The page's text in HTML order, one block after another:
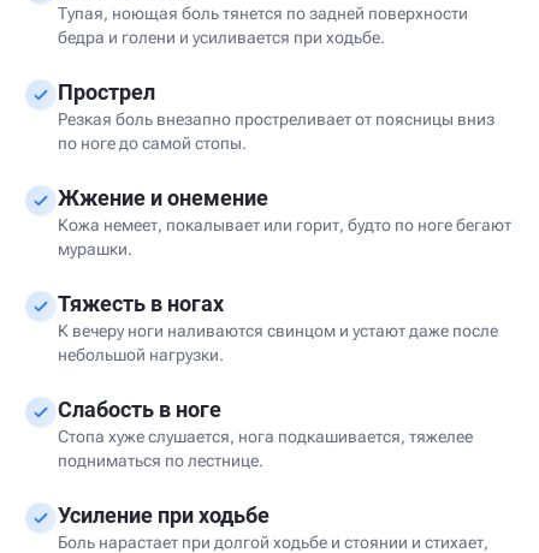
Тупая, ноющая боль тянется по задней поверхности
бедра и голени и усиливается при ходьбе.
Прострел
Резкая боль внезапно простреливает от поясницы вниз
по ноге до самой стопы.
Жжение и онемение
Кожа немеет, покалывает или горит, будто по ноге бегают
мурашки.
Тяжесть в ногах
К вечеру ноги наливаются свинцом и устают даже после
небольшой нагрузки.
Слабость в ноге
Стопа хуже слушается, нога подкашивается, тяжелее
подниматься по лестнице.
Усиление при ходьбе
Боль нарастает при долгой ходьбе и стоянии и стихает,